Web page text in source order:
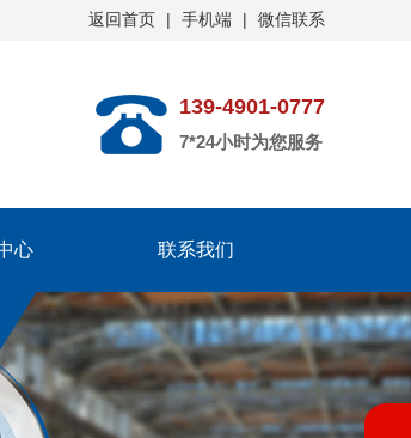
返回首页 | 手机端 | 微信联系
139-4901-0777
7*24小时为您服务
心 联系我们